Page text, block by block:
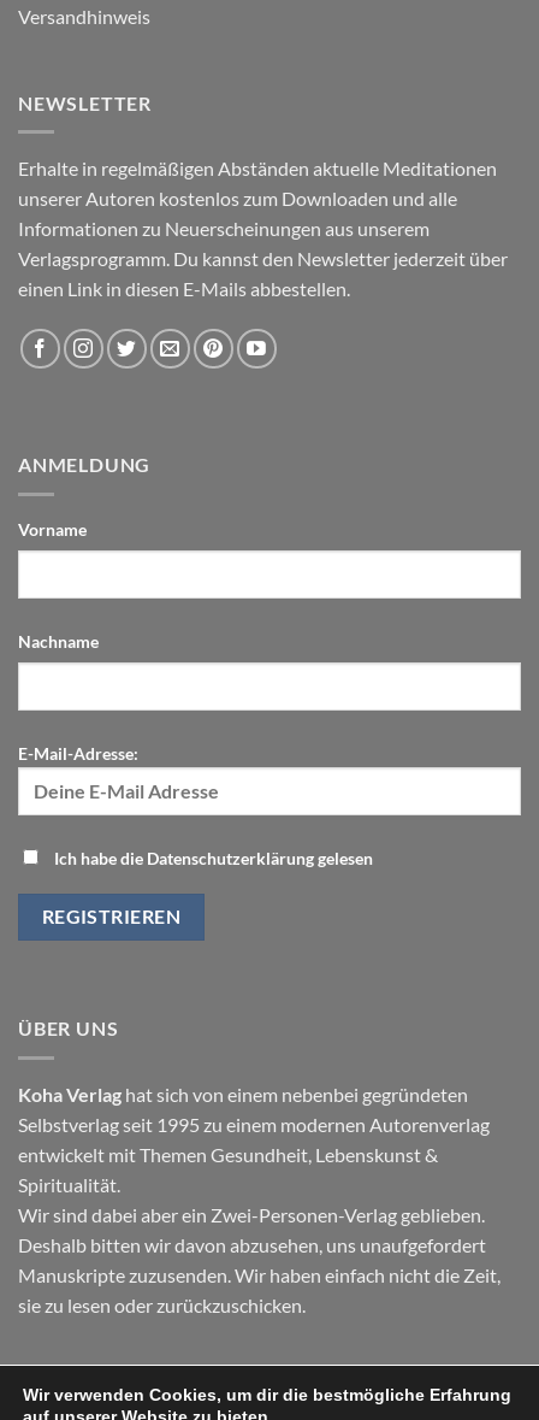
Versandhinweis
NEWSLETTER
Erhalte in regelmäßigen Abständen aktuelle Meditationen
unserer Autoren kostenlos zum Downloaden und alle
Informationen zu Neuerscheinungen aus unserem
Verlagsprogramm. Du kannst den Newsletter jederzeit über
einen Link in diesen E-Mails abbestellen.
ANMELDUNG
Vorname
Nachname
E-Mail-Adresse:
Ich habe die Datenschutzerklärung gelesen
ÜBER UNS
Koha Verlag hat sich von einem nebenbei gegründeten
Selbstverlag seit 1995 zu einem modernen Autorenverlag
entwickelt mit Themen Gesundheit Lebenskunst&
Spiritualität
Wir sind dabei aber ein Zwei-Personen-Verlag geblieben.
Deshalb bitten wir davon abzusehen, uns unaufgefordert
Manuskripte zuzusenden. Wir haben einfach nicht die Zeit,
sie zu lesen oder zurückzuschicken.
Visa PayPal
Wir verwenden Cookies, um dir die bestmögliche Erfahrung